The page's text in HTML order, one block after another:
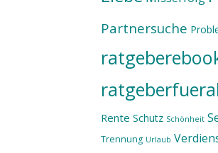
Partnersuche
Rente Schutz Schönheit
Trennung Urlaub